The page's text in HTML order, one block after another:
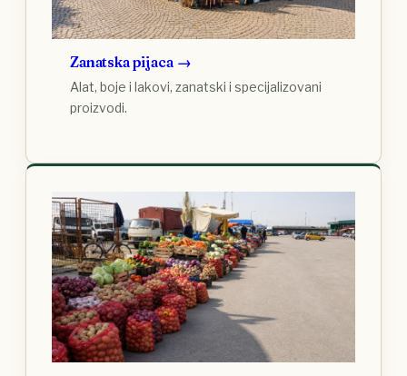
Zanatska pijaca
Alat, boje i lakovi, zanatski i specijalizovani
proizvodi.